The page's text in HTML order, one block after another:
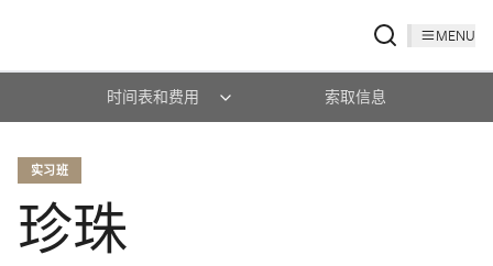
MENU
时间表和费用 索取信息
实习班
珍珠